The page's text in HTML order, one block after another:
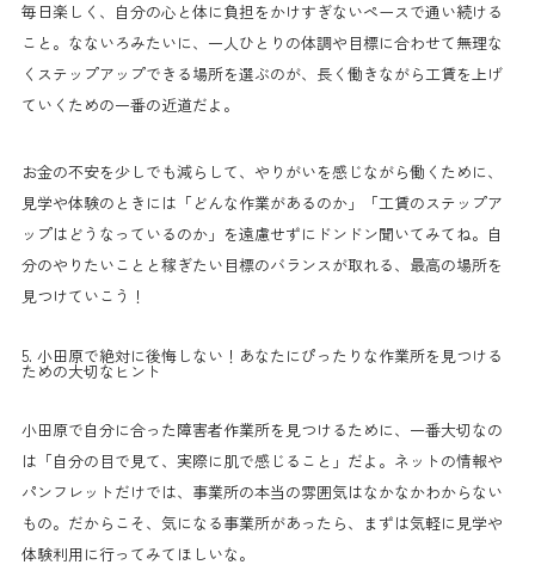
毎日楽しく、自分の心と体に負担をかけすぎないペースで通い続ける
こと。なないろみたいに、一人ひとりの体調や目標に合わせて無理な
くステップアップできる場所を選ぶのが、長く働きながら工賃を上げ
ていくための一番の近道だよ。
お金の不安を少しでも減らして、やりがいを感じながら働くために、
見学や体験のときには「どんな作業があるのか」「工賃のステップア
ップはどうなっているのか」を遠慮せずにドンドン聞いてみてね。自
分のやりたいことと稼ぎたい目標のバランスが取れる、最高の場所を
見つけていこう！
5. 小田原で絶対に後悔しない！あなたにぴったりな作業所を見つける
ための大切なヒント
小田原で自分に合った障害者作業所を見つけるために、一番大切なの
は「自分の目で見て、実際に肌で感じること」だよ。ネットの情報や
パンフレットだけでは、事業所の本当の雰囲気はなかなかわからない
もの。だからこそ、気になる事業所があったら、まずは気軽に見学や
体験利用に行ってみてほしいな。